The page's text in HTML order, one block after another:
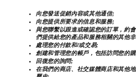
向您發送促銷內容或其他通信;
向您提供所要求的信息和服務;
與您聯繫以跟進或確認您的訂單，約
們提供給您的產品和服務相關的其他
處理您的付款和/或交易;
創建和管理您的帳戶，包括訪問您的
回復您的詢問;
在我們的商店、社交媒體商店和其他